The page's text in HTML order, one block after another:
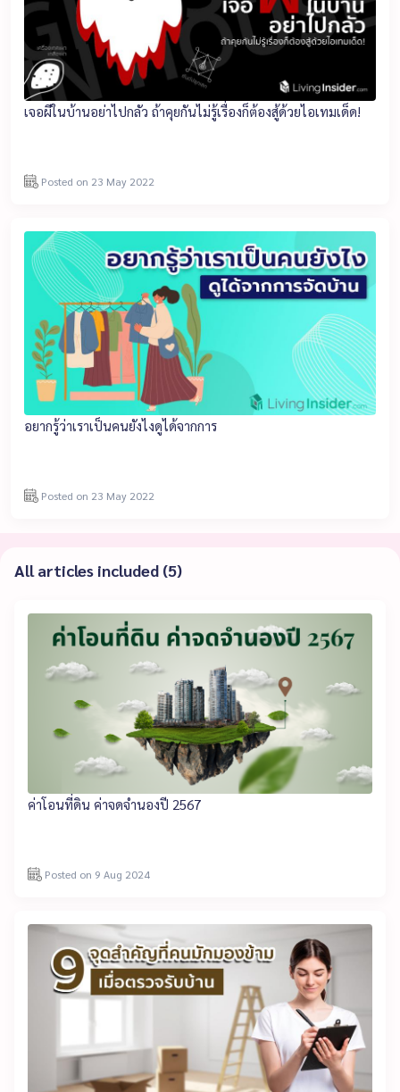
เจอผีในบ้านอย่าไปกลัว ถ้าคุยกันไม่รู้เรื่องก็ต้องสู้ด้วยไอเทมเด็ด!
Posted on 23 May 2022
อยากรู้ว่าเราเป็นคนยังไงดูได้จากการ
Posted on 23 May 2022
All articles included (5)
ค่าโอนที่ดิน ค่าจดจำนองปี 2567
Posted on 9 Aug 2024